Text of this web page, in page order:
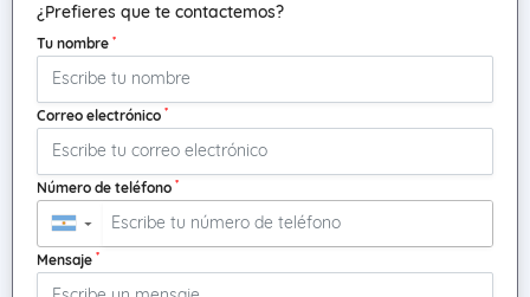
¿Prefieres que te contactemos?
Tu nombre *
Correo electrónico *
Número de teléfono *
▼
Mensaje *